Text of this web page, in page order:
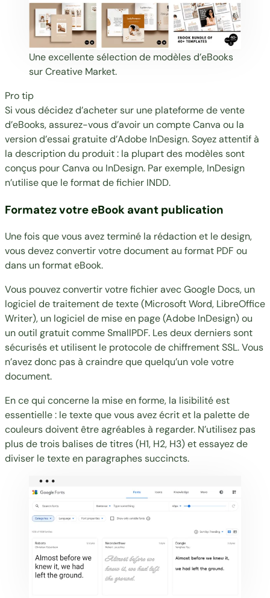
Une excellente sélection de modèles d’eBooks
sur Creative Market.
Pro tip
Si vous décidez d’acheter sur une plateforme de vente
d’eBooks, assurez-vous d’avoir un compte Canva ou la
version d’essai gratuite d’Adobe InDesign. Soyez attentif à
la description du produit : la plupart des modèles sont
conçus pour Canva ou InDesign. Par exemple, InDesign
n’utilise que le format de fichier INDD.
Formatez votre eBook avant publication
Une fois que vous avez terminé la rédaction et le design,
vous devez convertir votre document au format PDF ou
dans un format eBook.
Vous pouvez convertir votre fichier avec Google Docs, un
logiciel de traitement de texte (Microsoft Word, LibreOffice
Writer), un logiciel de mise en page (Adobe InDesign) ou
un outil gratuit commeSmallPDF. Les deux derniers sont
sécurisés et utilisent le protocole de chiffrement SSL. Vous
n’avez donc pas à craindre que quelqu’un vole votre
document.
En ce qui concerne la mise en forme, la lisibilité est
essentielle : le texte que vous avez écrit et la palette de
couleurs doivent être agréables à regarder. N’utilisez pas
plus de trois balises de titres (H1, H2, H3) et essayez de
diviser le texte en paragraphes succincts.